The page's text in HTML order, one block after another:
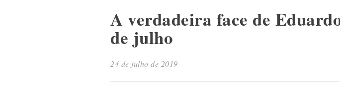
A verdadeira face de
de julho
24 de julho de 2019